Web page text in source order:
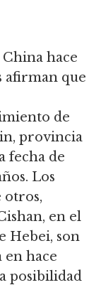
hace
afirman que
de
provincia
fecha de
Los
otros,
en el
Hebei, son
en hace
posibilidad